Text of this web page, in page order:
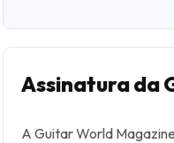
Assinatura da
A Guitar World